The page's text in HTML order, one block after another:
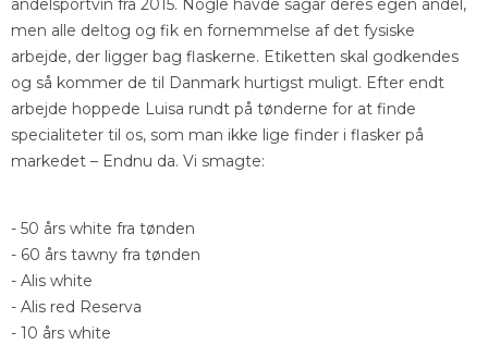
andelsportvin fra 2015. Nogle havde sågar deres egen andel,
men alle deltog og fik en fornemmelse af det fysiske
arbejde, der ligger bag flaskerne. Etiketten skal godkendes
og så kommer de til Danmark hurtigst muligt. Efter endt
arbejde hoppede Luisa rundt på tønderne for at finde
specialiteter til os, som man ikke lige finder i flasker på
markedet – Endnu da. Vi smagte:
- 50 års white fra tønden
- 60 års tawny fra tønden
- Alis white
- Alis red Reserva
- 10 års white